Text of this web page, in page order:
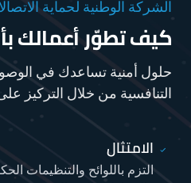
الشركة الوطنية لحماية
كيف تطوّر أعمالك
حلول أمنية تساعدك في
التنافسية من خلال التركيز
الامتثال
التزم باللوائح والتنظيمات